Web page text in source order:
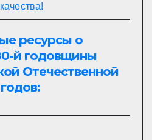
ресурсы о
й годовщины
Отечественной